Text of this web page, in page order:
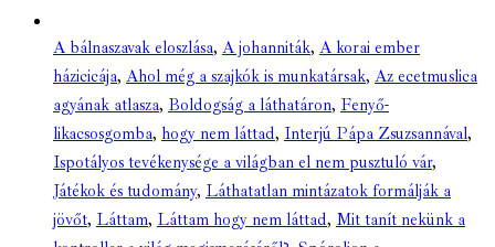
A bálnaszavak eloszlása, A johanniták, A korai ember
házicicája, Ahol még a szajkók is munkatársak, Az ecetmuslica
agyának atlasza, Boldogság a láthatáron, Fenyő-
likacsosgomba, hogy nem láttad, Interjú Pápa Zsuzsannával,
Ispotályos tevékenysége a világban el nem pusztuló vár,
Játékok és tudomány, Láthatatlan mintázatok formálják a
jövőt, Láttam, Láttam hogy nem láttad, Mit tanít nekünk a